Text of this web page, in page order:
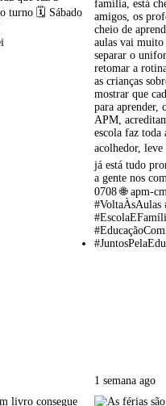
1 semana ago